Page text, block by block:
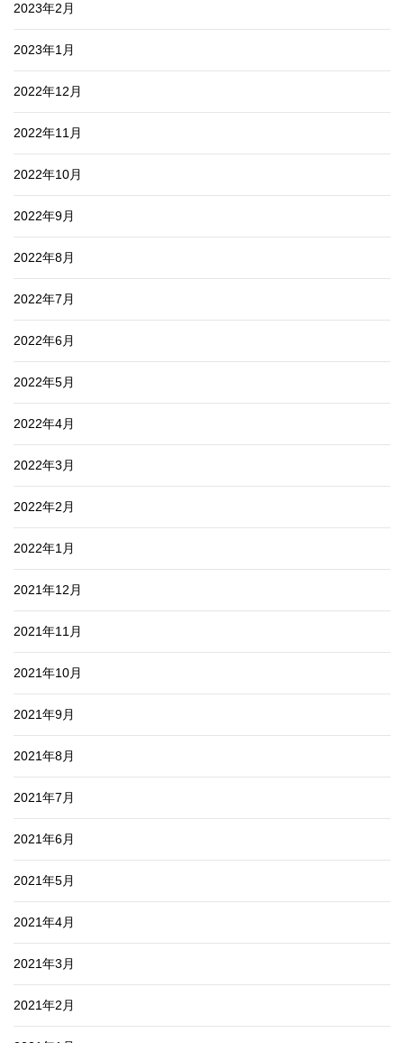
2023年2月
2023年1月
2022年12月
2022年11月
2022年10月
2022年9月
2022年8月
2022年7月
2022年6月
2022年5月
2022年4月
2022年3月
2022年2月
2022年1月
2021年12月
2021年11月
2021年10月
2021年9月
2021年8月
2021年7月
2021年6月
2021年5月
2021年4月
2021年3月
2021年2月